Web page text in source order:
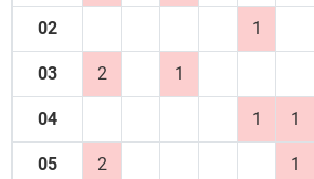
02 1
03 2 1
04 1 1
05 2 1